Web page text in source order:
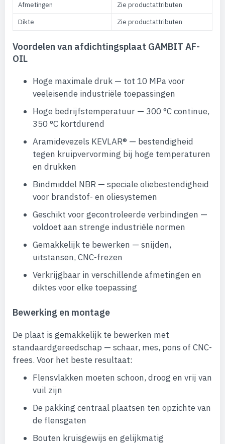
Afmetingen
Zie productattributen
Dikte
Zie productattributen
Voordelen van afdichtingsplaat GAMBIT AF-
OIL
Hoge maximale druk — tot 10 MPa voor
veeleisende industriële toepassingen
Hoge bedrijfstemperatuur — 300 °C continue,
350 °C kortdurend
Aramidevezels KEVLAR® — bestendigheid
tegen kruipvervorming bij hoge temperaturen
en drukken
Bindmiddel NBR — speciale oliebestendigheid
voor brandstof- en oliesystemen
Geschikt voor gecontroleerde verbindingen —
voldoet aan strenge industriële normen
Gemakkelijk te bewerken — snijden,
uitstansen, CNC-frezen
Verkrijgbaar in verschillende afmetingen en
diktes voor elke toepassing
Bewerking en montage
De plaat is gemakkelijk te bewerken met
standaardgereedschap — schaar, mes, pons of CNC-
frees. Voor het beste resultaat:
Flensvlakken moeten schoon, droog en vrij van
vuil zijn
De pakking centraal plaatsen ten opzichte van
de flensgaten
Bouten kruisgewijs en gelijkmatig